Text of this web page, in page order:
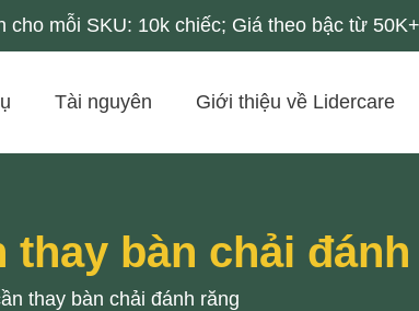
cho mỗi SKU: 10k chiếc; Giá theo bậc từ
Tài nguyên Giới thiệu về Lidercare
thay bàn chải
thay bàn chải đánh răng